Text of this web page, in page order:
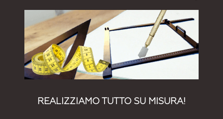
REALIZZIAMO TUTTO SU MISURA!